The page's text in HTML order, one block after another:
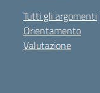
Tutti gli argomenti
Orientamento
Valutazione